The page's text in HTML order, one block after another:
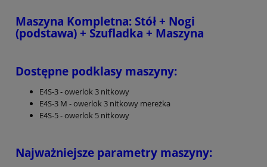
Maszyna Kompletna: Stół + Nogi
(podstawa) + Szufladka + Maszyna
Dostępne podklasy maszyny:
E4S-3 - owerlok 3 nitkowy
E4S-3 M - owerlok 3 nitkowy mereżka
E4S-5 - owerlok 5 nitkowy
Najważniejsze parametry maszyny: